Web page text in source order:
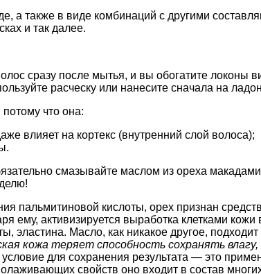
а также в виде комбинаций с другими
и так далее.
сразу после мытья, и вы обогатите локоны
расческу или нанесите сначала на
что она:
влияет на кортекс (внутренний слой волоса);
смазывайте маслом из ореха
пальмитиновой кислоты, орех признан
ему, активизируется выработка клетками кожи
эластина. Масло, как никакое другое,
кожа теряет способность сохранять
для сохранения результата — это
свойств оно входит в состав